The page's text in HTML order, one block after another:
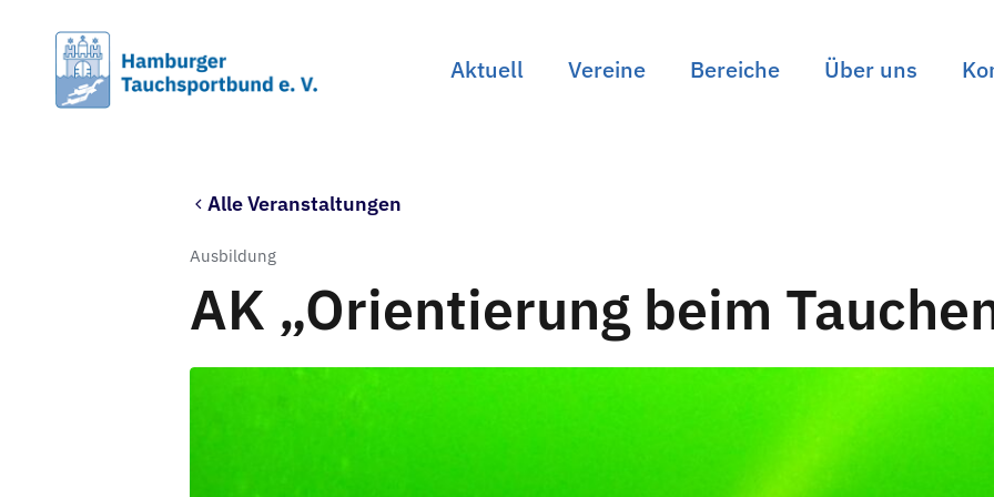
content
Aktuell Vereine Bereiche Über uns
Alle Veranstaltungen
Ausbildung
AK „Orientierung beim